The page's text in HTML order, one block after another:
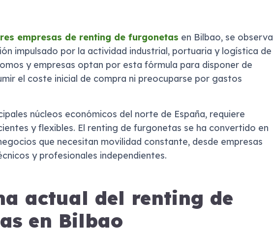
empresas de renting de furgonetas en Bilbao, se observa
impulsado por la actividad industrial, portuaria y logística de
y empresas optan por esta fórmula para disponer de
el coste inicial de compra ni preocuparse por gastos
núcleos económicos del norte de España, requiere
y flexibles. El renting de furgonetas se ha convertido en
que necesitan movilidad constante, desde empresas
y profesionales independientes.
actual del renting de
en Bilbao